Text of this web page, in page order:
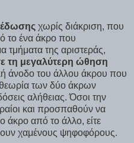
χωρίς διάκριση, που
το ένα άκρο που
τμήματα της αριστεράς,
τη μεγαλύτερη ώθηση
άνοδο του άλλου άκρου που
των δύο άκρων
αλήθειας. Όσοι την
και προσπαθούν να
άκρο από το άλλο, είτε
χαμένους ψηφοφόρους.